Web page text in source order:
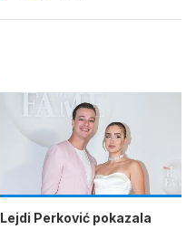
Lejdi Perković pokazala